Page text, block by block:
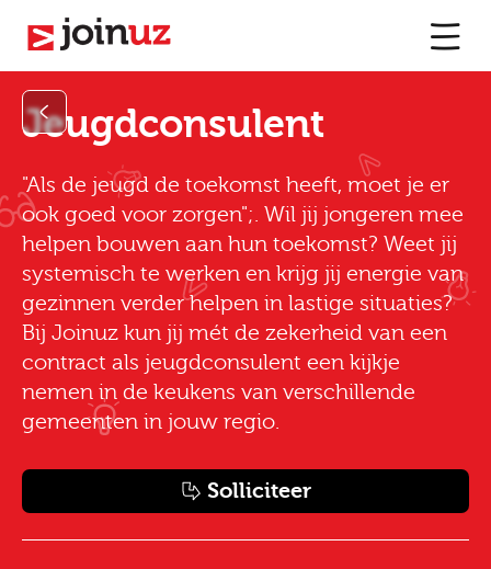
Jeugdconsulent
"Als de jeugd de toekomst heeft, moet je er
ook goed voor zorgen";. Wil jij jongeren mee
helpen bouwen aan hun toekomst? Weet jij
systemisch te werken en krijg jij energie van
gezinnen verder helpen in lastige situaties?
Bij Joinuz kun jij mét de zekerheid van een
contract als jeugdconsulent een kijkje
nemen in de keukens van verschillende
gemeenten in jouw regio.
Solliciteer